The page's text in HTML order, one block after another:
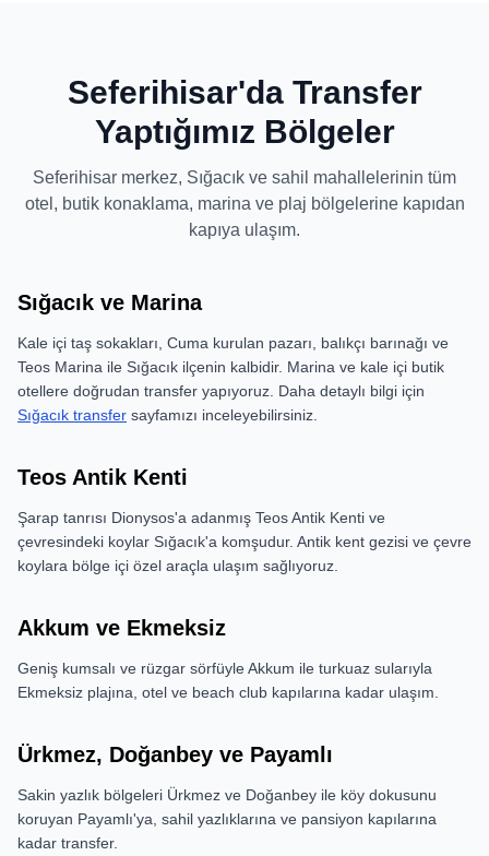
Seferihisar'da Transfer
Yaptığımız Bölgeler
Seferihisar merkez, Sığacık ve sahil mahallelerinin tüm
otel, butik konaklama, marina ve plaj bölgelerine kapıdan
kapıya ulaşım.
Sığacık ve Marina
Kale içi taş sokakları, Cuma kurulan pazarı, balıkçı barınağı ve
Teos Marina ile Sığacık ilçenin kalbidir. Marina ve kale içi butik
otellere doğrudan transfer yapıyoruz. Daha detaylı bilgi için
Sığacık transfer sayfamızı inceleyebilirsiniz.
Teos Antik Kenti
Şarap tanrısı Dionysos'a adanmış Teos Antik Kenti ve
çevresindeki koylar Sığacık'a komşudur. Antik kent gezisi ve çevre
koylara bölge içi özel araçla ulaşım sağlıyoruz.
Akkum ve Ekmeksiz
Geniş kumsalı ve rüzgar sörfüyle Akkum ile turkuaz sularıyla
Ekmeksiz plajına, otel ve beach club kapılarına kadar ulaşım.
Ürkmez, Doğanbey ve Payamlı
Sakin yazlık bölgeleri Ürkmez ve Doğanbey ile köy dokusunu
koruyan Payamlı'ya, sahil yazlıklarına ve pansiyon kapılarına
kadar transfer.